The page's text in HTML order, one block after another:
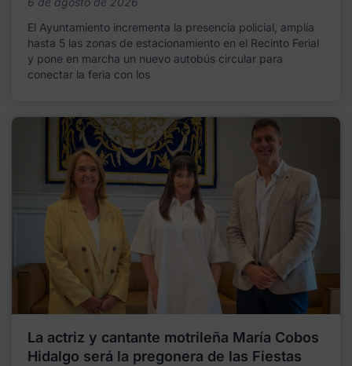
El Ayuntamiento incrementa la presencia policial, amplía
hasta 5 las zonas de estacionamiento en el Recinto Ferial
y pone en marcha un nuevo autobús circular para
conectar la feria con los
La actriz y cantante motrileña María Cobos
Hidalgo será la pregonera de las Fiestas